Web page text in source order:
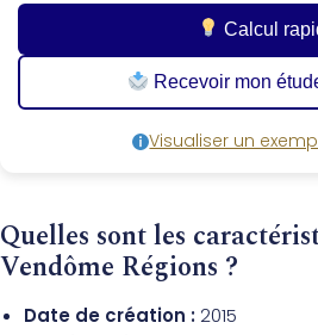
Calcul
Recevoir mon
Visualiser un
Quelles sont les
Vendôme Régions ?
Date de création : 2015